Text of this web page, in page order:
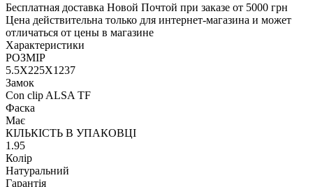
Бесплатная доставка Новой Почтой при заказе от 5000 грн
Цена действительна только для интернет-магазина и может
отличаться от цены в магазине
Характеристики
РОЗМІР
5.5X225X1237
Замок
Con clip ALSA TF
Фаска
Має
КІЛЬКІСТЬ В УПАКОВЦІ
1.95
Колір
Натуральний
Гарантія